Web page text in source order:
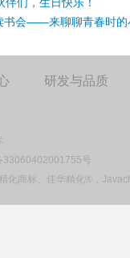
书会——来聊聊青春时的
研发与品质
33060402001755号
化商标、佳华精化®，